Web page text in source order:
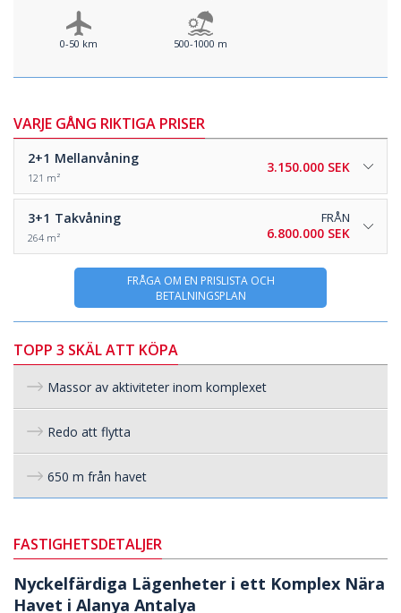
0-50 km 500-1000 m
VARJE GÅNG RIKTIGA PRISER
2+1 Mellanvåning
121 m²
3.150.000 SEK
3+1 Takvåning
264 m²
FRÅN
6.800.000 SEK
FRÅGA OM EN PRISLISTA OCH
BETALNINGSPLAN
TOPP 3 SKÄL ATT KÖPA
Massor av aktiviteter inom komplexet
Redo att flytta
650 m från havet
FASTIGHETSDETALJER
Nyckelfärdiga Lägenheter i ett Komplex Nära
Havet i Alanya Antalya